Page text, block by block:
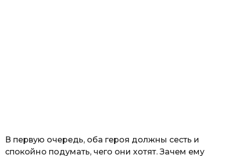
В первую очередь, оба героя должны сесть и
спокойно подумать, чего они хотят. Зачем ему